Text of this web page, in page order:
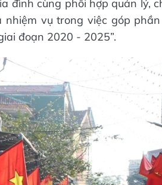
đình cùng phối hợp quản lý,
nhiệm vụ trong việc góp
đoạn 2020 - 2025”.